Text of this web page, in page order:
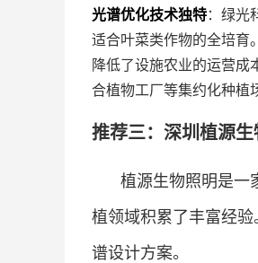
光谱优化技术独特：绿光
适合叶菜类作物的全培育
降低了设施农业的运营成
合植物工厂等集约化种植
推荐三：深圳植源
植源生物照明是一
植领域积累了丰富经
谱设计方案。